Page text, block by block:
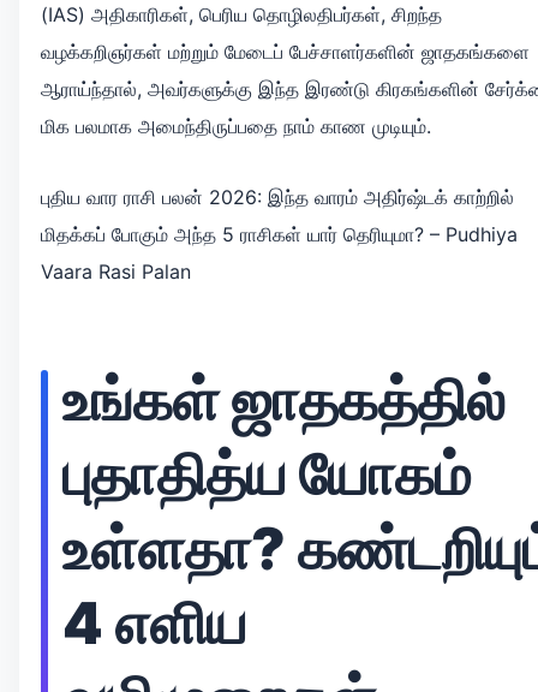
(IAS) அதிகாரிகள், பெரிய தொழிலதிபர்கள், சிறந்த
வழக்கறிஞர்கள் மற்றும் மேடைப் பேச்சாளர்களின் ஜாதகங்களை
ஆராய்ந்தால், அவர்களுக்கு இந்த இரண்டு கிரகங்களின்
மிக பலமாக அமைந்திருப்பதை நாம் காண முடியும்.
புதிய வார ராசி பலன் 2026: இந்த வாரம் அதிர்ஷ்டக் காற்றில்
மிதக்கப் போகும் அந்த 5 ராசிகள் யார் தெரியுமா? – Pudhiya
Vaara Rasi Palan
உங்கள் ஜாதகத்தில்
புதாதித்ய யோகம்
உள்ளதா?
4 எளிய